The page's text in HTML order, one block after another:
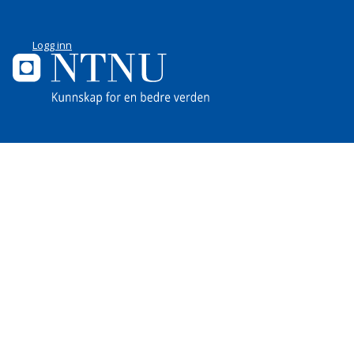
Logg inn